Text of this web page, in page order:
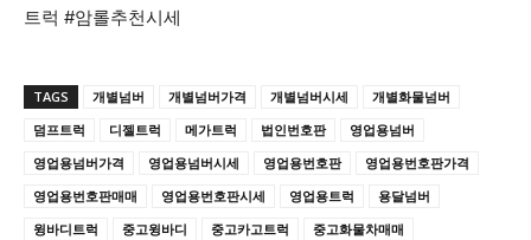
트럭 #암롤추천시세
TAGS 개별넘버 개별넘버가격 개별넘버시세
개별화물넘버
덤프트럭
디젤트럭 메가트럭 법인번호판
영업용넘버
영업용넘버가격
영업용넘버시세 영업용번호판
영업용번호판가격
영업용번호판매매
영업용번호판시세 영업용트럭
용달넘버
윙바디트럭
중고윙바디 중고카고트럭
중고화물차매매